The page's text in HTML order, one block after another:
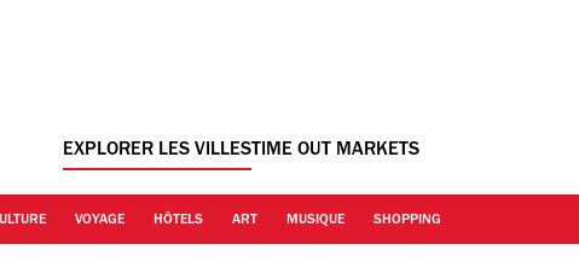
EXPLORER LES VILLESTIME OUT MARKETS
VOYAGE HÔTELS ART MUSIQUE SHOPPING